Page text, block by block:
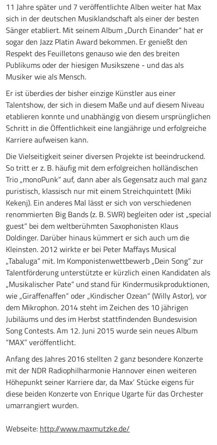
11 Jahre später und 7 veröffentlichte Alben weiter hat Max
sich in der deutschen Musiklandschaft als einer der besten
Sänger etabliert. Mit seinem Album „Durch Einander“ hat er
sogar den Jazz Platin Award bekommen. Er genießt den
Respekt des Feuilletons genauso wie den des breiten
Publikums oder der hiesigen Musikszene - und das als
Musiker wie als Mensch.
Er ist überdies der bisher einzige Künstler aus einer
Talentshow, der sich in diesem Maße und auf diesem Niveau
etablieren konnte und unabhängig von diesem ursprünglichen
Schritt in die Öffentlichkeit eine langjährige und erfolgreiche
Karriere aufweisen kann.
Die Vielseitigkeit seiner diversen Projekte ist beeindruckend.
So tritt er z. B. häufig mit dem erfolgreichen holländischen
Trio „monoPunk“ auf, dann aber als Gegensatz auch mal ganz
puristisch, klassisch nur mit einem Streichquintett (Miki
Kekenj). Ein anderes Mal lässt er sich von verschiedenen
renommierten Big Bands (z. B. SWR) begleiten oder ist „special
guest“ bei dem weltberühmten Saxophonisten Klaus
Doldinger. Darüber hinaus kümmert er sich auch um die
Kleinsten. 2012 wirkte er bei Peter Maffays Musical
„Tabaluga“ mit. Im Komponistenwettbewerb „Dein Song“ zur
Talentförderung unterstützte er kürzlich einen Kandidaten als
„Musikalischer Pate“ und stand für Kindermusikproduktionen,
wie „Giraffenaffen“ oder „Kindischer Ozean“ (Willy Astor), vor
dem Mikrophon. 2014 steht im Zeichen des 10 jährigen
Jubiläums und des im Herbst stattfindenden Bundesvision
Song Contests. Am 12. Juni 2015 wurde sein neues Album
“MAX” veröffentlicht.
Anfang des Jahres 2016 stellten 2 ganz besondere Konzerte
mit der NDR Radiophilharmonie Hannover einen weiteren
Höhepunkt seiner Karriere dar, da Max‘ Stücke eigens für
diese beiden Konzerte von Enrique Ugarte für das Orchester
umarrangiert wurden.
Webseite: http://www.maxmutzke.de/